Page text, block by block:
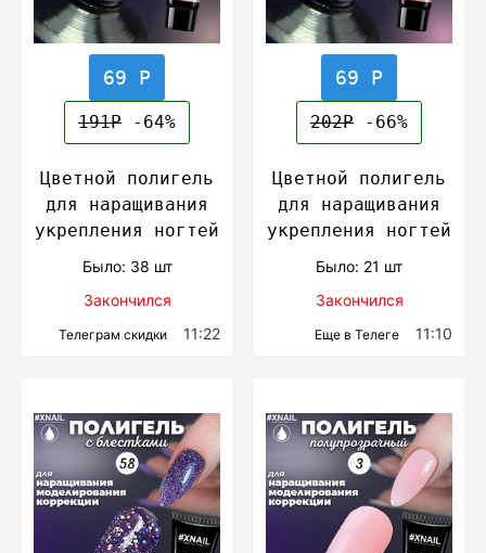
69 Р
191Р -64%
Цветной полигель
для наращивания
укрепления ногтей
Было: 38 шт
Закончился
Телеграм скидки 11:22
69 Р
202Р -66%
Цветной полигель
для наращивания
укрепления ногтей
Было: 21 шт
Закончился
Еще в Телеге 11:10